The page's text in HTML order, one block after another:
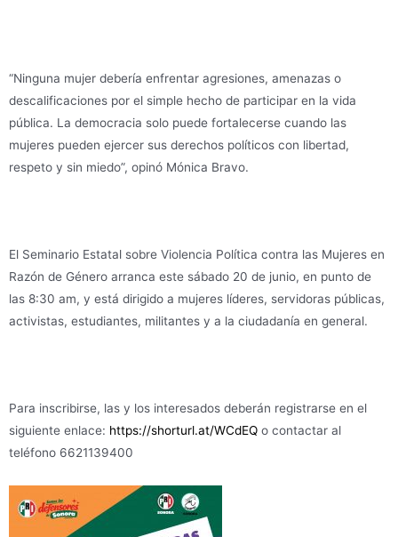
“Ninguna mujer debería enfrentar agresiones, amenazas o
descalificaciones por el simple hecho de participar en la vida
pública. La democracia solo puede fortalecerse cuando las
mujeres pueden ejercer sus derechos políticos con libertad,
respeto y sin miedo”, opinó Mónica Bravo.
El Seminario Estatal sobre Violencia Política contra las Mujeres en
Razón de Género arranca este sábado 20 de junio, en punto de
las 8:30 am, y está dirigido a mujeres líderes, servidoras públicas,
activistas, estudiantes, militantes y a la ciudadanía en general.
Para inscribirse, las y los interesados deberán registrarse en el
siguiente enlace: https://shorturl.at/WCdEQ o contactar al
teléfono 6621139400